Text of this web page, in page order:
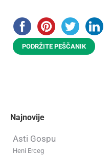
PODRŽITE PEŠČANIK
Najnovije
Asti Gospu
Heni Erceg